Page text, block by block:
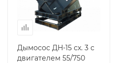
Дымосос ДН-15 сх. 3 с
двигателем 55/750